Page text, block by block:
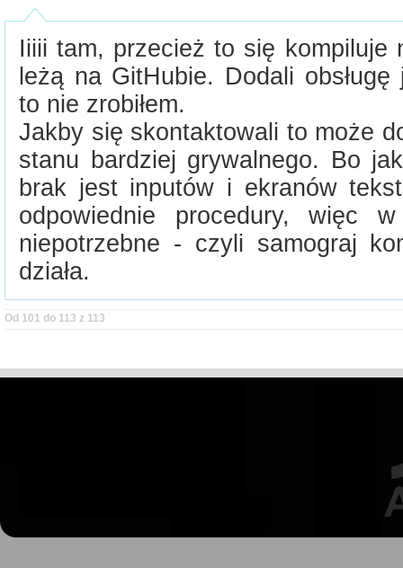
Iiiii tam, przecież to się kompiluje
leżą na GitHubie. Dodali
to nie zrobiłem.
Jakby się skontaktowali to może
stanu bardziej grywalnego. Bo
brak jest inputów i ekranów
odpowiednie procedury, więc
niepotrzebne - czyli samograj
działa.
Od 101 do 113 z 113